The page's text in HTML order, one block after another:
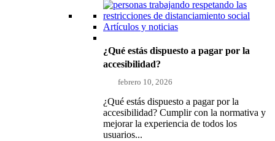
Artículos y noticias
¿Qué estás dispuesto a pagar por la
accesibilidad?
febrero 10, 2026
¿Qué estás dispuesto a pagar por la
accesibilidad? Cumplir con la normativa y
mejorar la experiencia de todos los
usuarios...